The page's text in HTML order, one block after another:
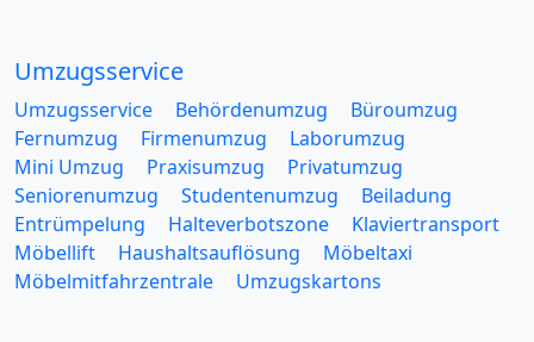
Umzugsservice
Umzugsservice Behördenumzug
Büroumzug
Fernumzug
Firmenumzug
Laborumzug
Mini Umzug
Praxisumzug
Privatumzug
Seniorenumzug
Studentenumzug
Beiladung
Entrümpelung
Halteverbotszone
Klaviertransport
Möbellift
Haushaltsauflösung
Möbeltaxi
Möbelmitfahrzentrale
Umzugskartons